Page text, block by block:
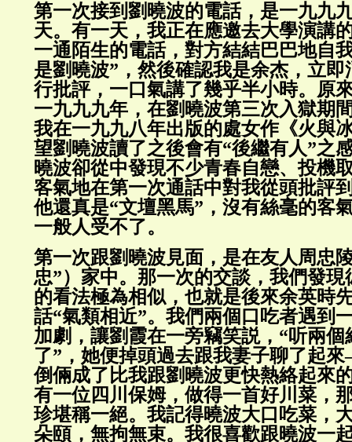
第一次接到劉曉波的電話，是一九九
天。有一天，我正在應邀去大學演講
一通陌生的電話，對方結結巴巴地自
是劉曉波”，然後確認我是余杰，立
行批評，一口氣講了幾乎半小時。原
一九九九年，在劉曉波第三次入獄期
我在一九九八年出版的處女作《火與
望劉曉波讀了之後會有“後繼有人”之
曉波卻從中發現不少青春自戀、投機
客氣地在第一次通話中對我從頭批評
他還真是“文壇黑馬”，沒有絲毫的客
一般人受不了。
第一次跟劉曉波見面，是在友人周忠
忠”）家中。那一次的交談，我們發
的看法極為相似，也就是後來余英時
話“氣類相近”。我們兩個口吃者遇到
加劇，讓劉霞在一旁竊笑説，“听兩個
了”，她便掉頭過去跟我妻子聊了起
倒倆成了比我跟劉曉波更快熱絡起來
有一位四川保姆，做得一首好川菜，
珍堪稱一絕。我記得曉波大口吃菜，
朵頤，無拘無束。我很喜歡跟曉波一